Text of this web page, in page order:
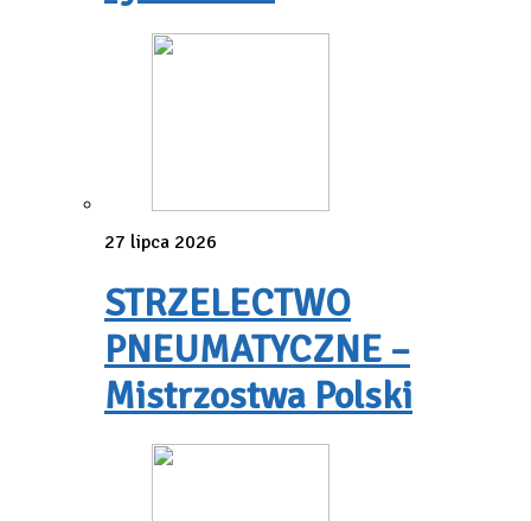
27 lipca 2026
STRZELECTWO
PNEUMATYCZNE –
Mistrzostwa Polski